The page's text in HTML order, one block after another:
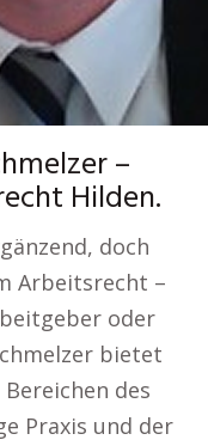
–
Hilden.
doch
Arbeitsrecht –
oder
bietet
des
Praxis und der